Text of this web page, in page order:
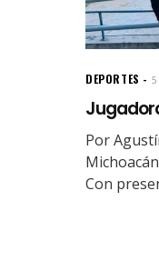
DEPORTES 5
Por
Con